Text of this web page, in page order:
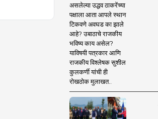
असलेल्या उद्धव ठाकरेंच्या
पक्षाला आता आपले स्थान
टिकवणे अवघड का झाले
आहे? उबाठाचे राजकीय
भविष्य काय असेल?
याविषयी पत्रकार आणि
राजकीय विश्लेषक सुशील
कुलकर्णी यांची ही
रोखठोक मुलाखत..